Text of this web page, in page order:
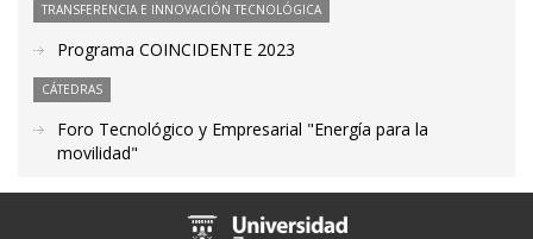
TRANSFERENCIA E INNOVACIÓN TECNOLÓGICA
Programa COINCIDENTE 2023
CÁTEDRAS
Foro Tecnológico y Empresarial "Energía para la
movilidad"